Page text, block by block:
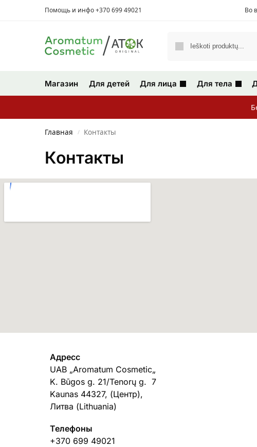
Помощь и инфо +370 699 49021 Во
Магазин Для детей Для лица Для тела
Главная / Контакты
Контакты
Адресс
UAB „Aromatum Cosmetic„
K. Būgos g. 21/Tenorų g. 7
Kaunas 44327, (Центр),
Литва (Lithuania)
Телефоны
+370 699 49021